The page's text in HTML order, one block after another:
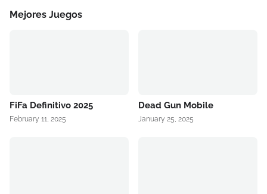
Mejores Juegos
FiFa Definitivo 2025
February 11, 2025
Dead Gun Mobile
January 25, 2025